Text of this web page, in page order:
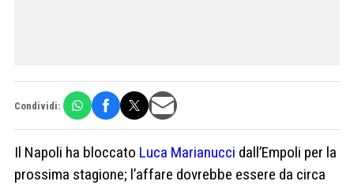
Condividi:
Il Napoli ha bloccato Luca Marianucci dall’Empoli per la
prossima stagione; l’affare dovrebbe essere da circa